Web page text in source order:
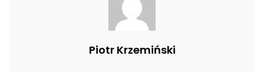
2050
Piotr Krzemiński